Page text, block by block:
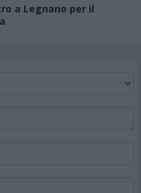
a Legnano per il